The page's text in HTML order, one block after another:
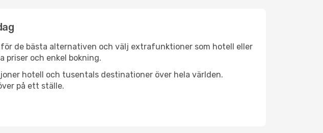
de bästa alternativen och välj extrafunktioner som hotell eller
priser och enkel bokning.
hotell och tusentals destinationer över hela världen.
på ett ställe.